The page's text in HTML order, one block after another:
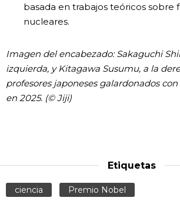
basada en trabajos teóricos sobre
nucleares.
Imagen del encabezado: Sakaguchi
izquierda, y Kitagawa Susumu, a la
profesores japoneses galardonados
en 2025. (© Jiji)
Etiquetas
ciencia Premio Nobel